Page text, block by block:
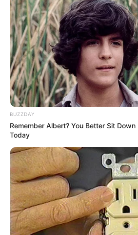
BUZZDAY
Remember Albert? You Better Sit Down
Today